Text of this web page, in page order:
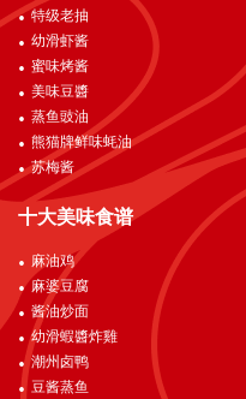
特级老抽
幼滑虾酱
蜜味烤酱
美味豆醬
蒸鱼豉油
熊猫牌鲜味蚝油
苏梅酱
十大美味食谱
麻油鸡
麻婆豆腐
酱油炒面
幼滑蝦醬炸雞
潮州卤鸭
豆酱蒸鱼